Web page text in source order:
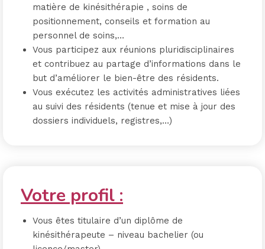
matière de kinésithérapie , soins de
positionnement, conseils et formation au
personnel de soins,…
Vous participez aux réunions pluridisciplinaires
et contribuez au partage d’informations dans le
but d’améliorer le bien-être des résidents.
Vous exécutez les activités administratives liées
au suivi des résidents (tenue et mise à jour des
dossiers individuels, registres,…)
Votre profil :
Vous êtes titulaire d’un diplôme de
kinésithérapeute – niveau bachelier (ou